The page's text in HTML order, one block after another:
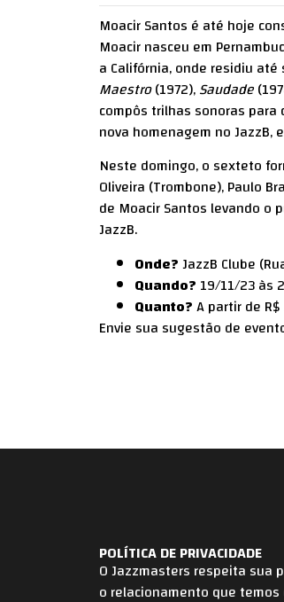
Moacir Santos é até hoje
Moacir nasceu em
a Califórnia, onde residiu
Maestro(1972),Saudade
compôs trilhas sonoras para
nova homenagem no JazzB,
Neste domingo, o sexteto
Oliveira (Trombone), Paulo
de Moacir Santos levando o
JazzB.
Onde?JazzB Clube
Quando? 19/11/23 às
Quanto?A partir de
Envie sua sugestão de
POLÍTICA DE PRIVACIDADE
O Jazzmasters respeita sua
o relacionamento que temos